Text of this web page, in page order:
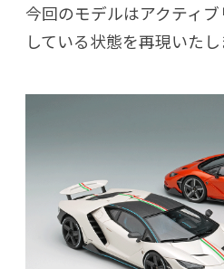
今回のモデルはアクティ
している状態を再現いたし